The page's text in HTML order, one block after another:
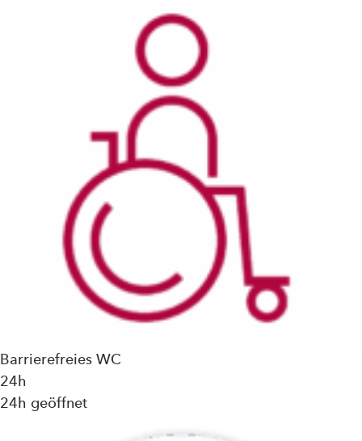
Barrierefreies WC
24h
24h geöffnet